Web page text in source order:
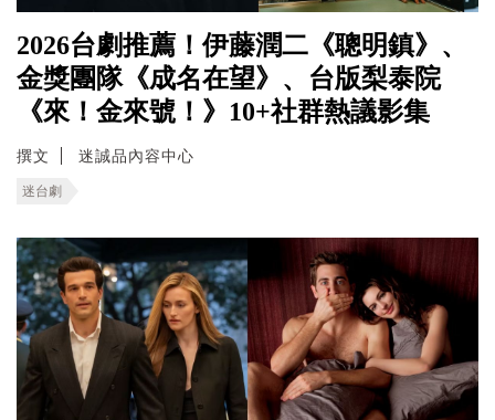
2026台劇推薦！伊藤潤二《聰明鎮》、
金獎團隊《成名在望》、台版梨泰院
《來！金來號！》10+社群熱議影集
撰文 迷誠品內容中心
迷台劇